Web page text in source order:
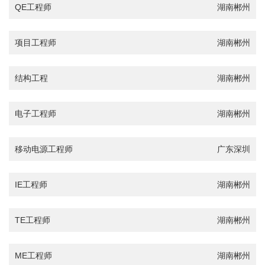
QE工程师 湖南郴州
项目工程师 湖南郴州
结构工程 湖南郴州
电子工程师 湖南郴州
移动电源工程师 广东深圳
IE工程师 湖南郴州
TE工程师 湖南郴州
ME工程师 湖南郴州